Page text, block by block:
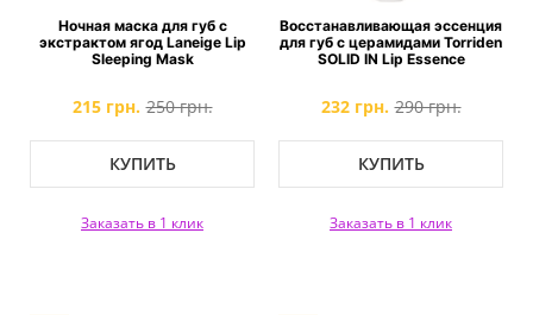
Ночная маска для губ с
экстрактом ягод Laneige Lip
Sleeping Mask
215 грн. 250 грн.
КУПИТЬ
Заказать в 1 клик
Восстанавливающая эссенция
для губ с церамидами Torriden
SOLID IN Lip Essence
232 грн. 290 грн.
КУПИТЬ
Заказать в 1 клик